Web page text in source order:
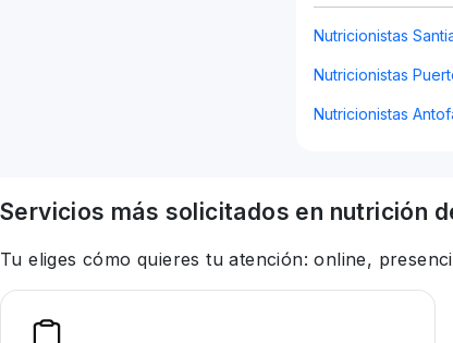
Nutricionistas
Nutricionistas
Nutricionistas
Servicios más solicitados en nutrición
Tu eliges cómo quieres tu atención: online,